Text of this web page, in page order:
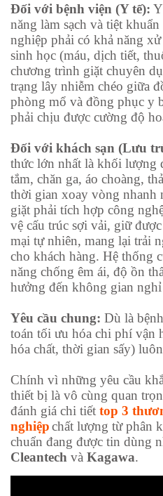
Đối với bệnh viện (Y tế):
năng làm sạch và tiệt
nghiệp phải có khả năng
sinh học (máu, dịch tiết,
chương trình giặt chuyên
trạng lây nhiễm chéo giữa
phòng mổ và đồng phục y
phải chịu được cường độ
Đối với khách sạn (Lưu
thức lớn nhất là khối lượng
tắm, chăn ga, áo choàng,
thời gian xoay vòng nhanh
giặt phải tích hợp công
vệ cấu trúc sợi vải, giữ
mại tự nhiên, mang lại trải
cho khách hàng. Hệ thống
năng chống êm ái, độ ồn
hưởng đến không gian
Yêu cầu chung: Dù là
toán tối ưu hóa chi phí vận
hóa chất, thời gian sấy)
Chính vì những yêu cầu
thiết bị là vô cùng quan
đánh giá chi tiết top 3
nghiệpchất lượng từ phân
chuẩn đang được tin dùng
Cleantech và Kagawa.